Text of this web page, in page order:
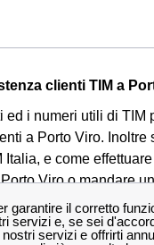
clienti TIM a
ed i numeri utili di TIM
a Porto Viro. Inoltre
e come
Viro o mandare
rimborso o sporgere